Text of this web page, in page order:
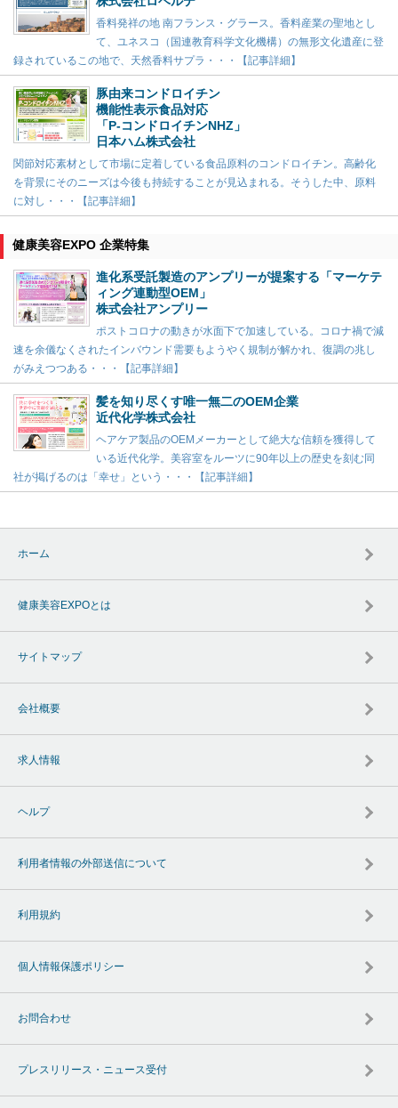
香料発祥の地 南フランス・グラース。香料産業の聖地とし
て、ユネスコ（国連教育科学文化機構）の無形文化遺産に登
録されているこの地で、天然香料サプラ・・・【記事詳細】
豚由来コンドロイチン
機能性表示食品対応
「P-コンドロイチンNHZ」
日本ハム株式会社
関節対応素材として市場に定着している食品原料のコンドロイチン。高齢化
を背景にそのニーズは今後も持続することが見込まれる。そうした中、原料
に対し・・・【記事詳細】
健康美容EXPO 企業特集
進化系受託製造のアンプリーが提案する「マーケテ
ィング連動型OEM」
株式会社アンプリー
ポストコロナの動きが水面下で加速している。コロナ禍で減
速を余儀なくされたインバウンド需要もようやく規制が解かれ、復調の兆し
がみえつつある・・・【記事詳細】
髪を知り尽くす唯一無二のOEM企業
近代化学株式会社
ヘアケア製品のOEMメーカーとして絶大な信頼を獲得して
いる近代化学。美容室をルーツに90年以上の歴史を刻む同
社が掲げるのは「幸せ」という・・・【記事詳細】
ホーム
健康美容EXPOとは
サイトマップ
会社概要
求人情報
ヘルプ
利用者情報の外部送信について
利用規約
個人情報保護ポリシー
お問合わせ
プレスリリース・ニュース受付